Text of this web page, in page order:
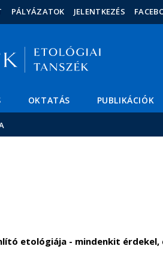
PÁLYÁZATOK JELENTKEZÉS
OKTATÁS PUBLIKÁCIÓK
etológiája - mindenkit érdekel,